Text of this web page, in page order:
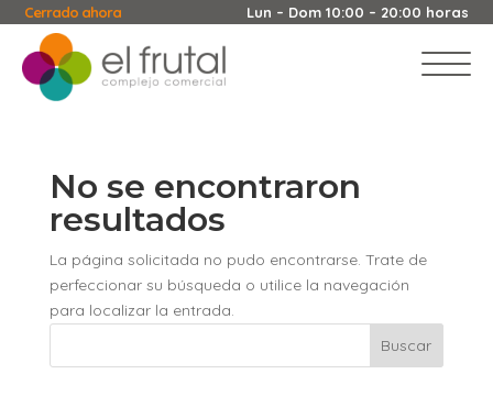
Cerrado ahora Lun – Dom 10:00 – 20:00 horas
No se encontraron
resultados
La página solicitada no pudo encontrarse. Trate de
perfeccionar su búsqueda o utilice la navegación
para localizar la entrada.
Buscar